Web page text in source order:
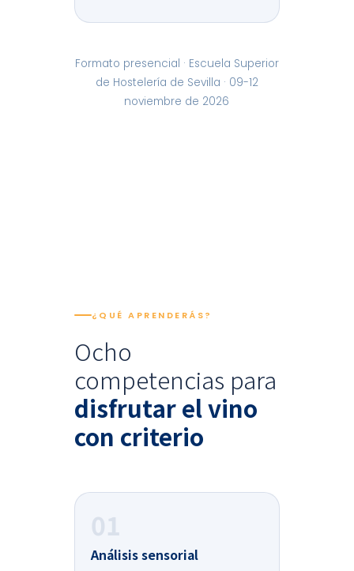
Formato presencial · Escuela Superior
de Hostelería de Sevilla · 09-12
noviembre de 2026
¿QUÉ APRENDERÁS?
Ocho
competencias para
disfrutar el vino
con criterio
01
Análisis sensorial